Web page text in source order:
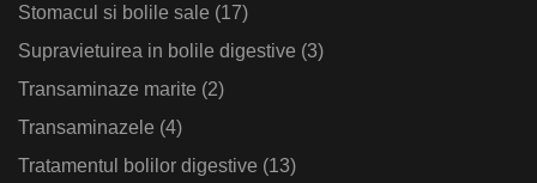
Stomacul si bolile sale (17)
Supravietuirea in bolile digestive (3)
Transaminaze marite (2)
Transaminazele (4)
Tratamentul bolilor digestive (13)